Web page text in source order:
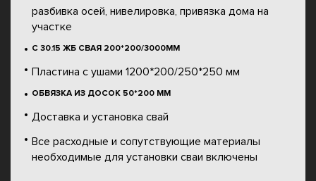
разбивка осей, нивелировка, привязка дома на
участке
С 30.15 ЖБ СВАЯ 200*200/3000ММ
Пластина с ушами 1200*200/250*250 мм
ОБВЯЗКА ИЗ ДОСОК 50*200 ММ
Доставка и установка свай
Все расходные и сопутствующие материалы
необходимые для установки сваи включены